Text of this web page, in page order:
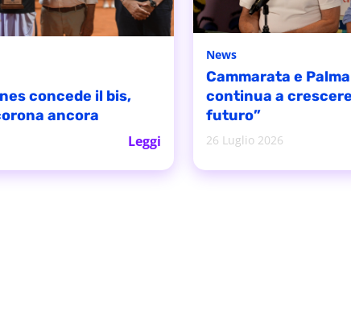
concede il bis,
ancora
Leggi
News
Cammarata e
continua a
futuro”
26 Luglio 2026